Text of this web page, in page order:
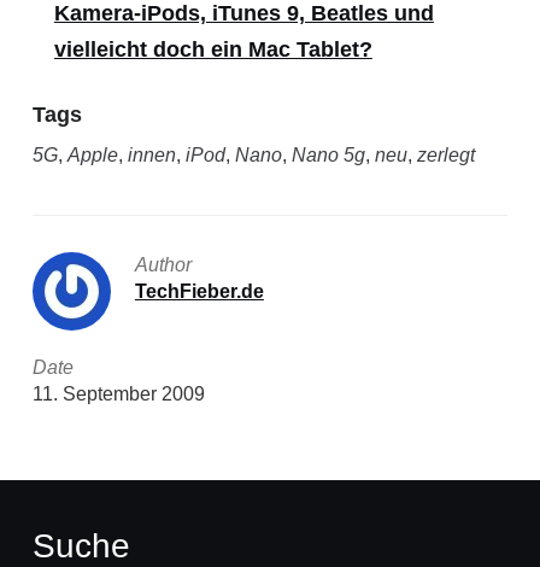
Kamera-iPods, iTunes 9, Beatles und
vielleicht doch ein Mac Tablet?
Tags
5G, Apple, innen, iPod, Nano, Nano 5g, neu, zerlegt
Author
TechFieber.de
Date
11. September 2009
Suche